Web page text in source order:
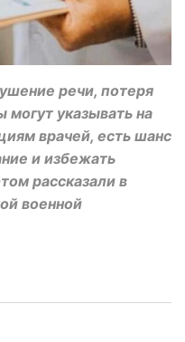
речи, потеря
указывать на
врачей, есть шанс
и избежать
рассказали в
военной